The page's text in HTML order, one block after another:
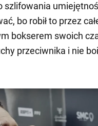
bo robił to przez
bokserem swoich
przeciwnika i nie